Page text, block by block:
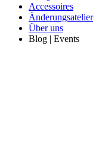
Accessoires
Änderungsatelier
Über uns
Blog | Events